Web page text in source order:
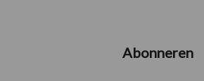
Abonneren